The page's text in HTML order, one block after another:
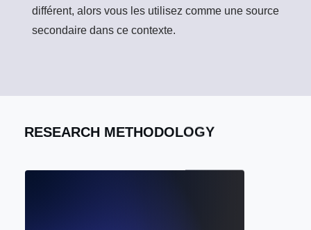
différent, alors vous les utilisez comme une source
secondaire dans ce contexte.
RESEARCH METHODOLOGY